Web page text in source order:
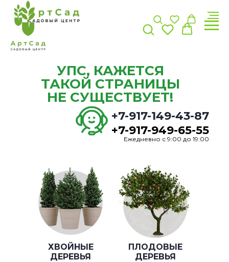
УПС, КАЖЕТСЯ
ТАКОЙ СТРАНИЦЫ
НЕ СУЩЕСТВУЕТ!
+7-917-149-43-87
+7-917-949-65-55
Ежедневно с 9:00 до 19:00
ХВОЙНЫЕ
ДЕРЕВЬЯ
ПЛОДОВЫЕ
ДЕРЕВЬЯ